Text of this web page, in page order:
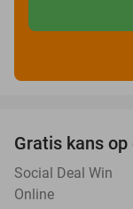
Gratis kans
Social Deal Win
Online